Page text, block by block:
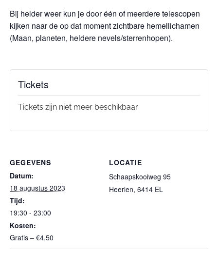
Bij helder weer kun je door één of meerdere telescopen
kijken naar de op dat moment zichtbare hemellichamen
(Maan, planeten, heldere nevels/sterrenhopen).
GEGEVENS
Datum:
18 augustus 2023
Tijd:
19:30 - 23:00
Kosten:
Gratis – €4,50
LOCATIE
Schaapskooiweg 95
Heerlen, 6414 EL
Tickets
Tickets zijn niet meer beschikbaar